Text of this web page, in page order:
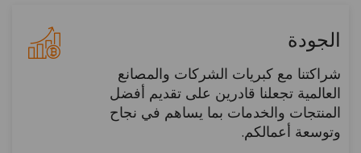
الجودة
شراكتنا مع كبريات الشركات والمصانع
العالمية تجعلنا قادرين على تقديم أفضل
المنتجات والخدمات بما يساهم في نجاح
وتوسعة أعمالكم.